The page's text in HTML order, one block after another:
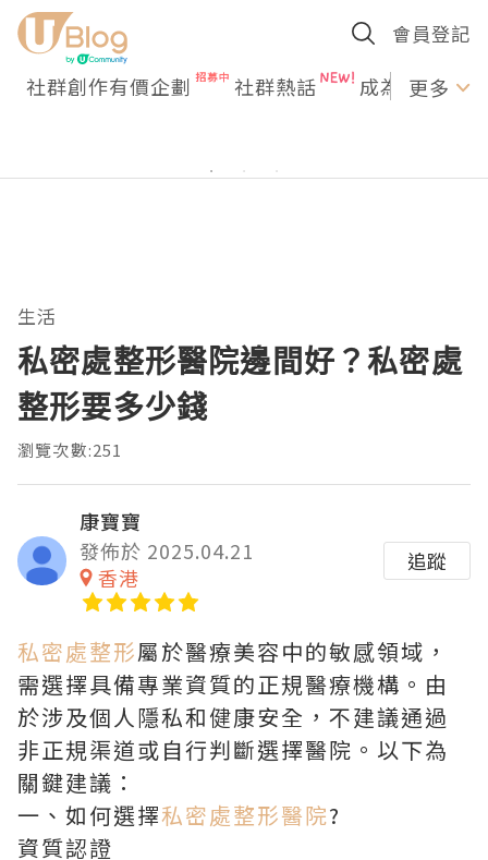
會員登記
社群創作有價企劃 社群熱話 成為U更多
生活
私密處整形醫院邊間好？私密處
整形要多少錢
瀏覽次數:251
康寶寶
發佈於 2025.04.21
香港
追蹤
私密處整形屬於醫療美容中的敏感領域，
需選擇具備專業資質的正規醫療機構。由
於涉及個人隱私和健康安全，不建議通過
非正規渠道或自行判斷選擇醫院。以下為
關鍵建議：
一、如何選擇私密處整形醫院?
資質認證